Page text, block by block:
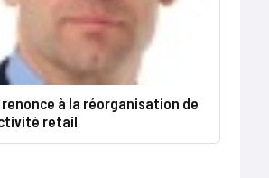
renonce à la réorganisation de
retail